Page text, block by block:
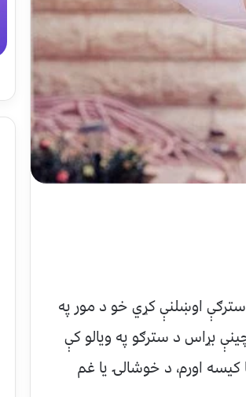
اوښلنې کړي خو د مور په
بړاس د سترګو په ویالو کې
کیسه اورم، د خوشالۍ یا غم